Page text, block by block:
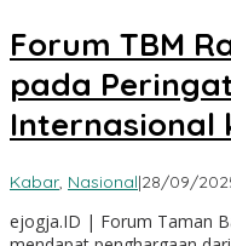
Forum TBM
pada
Internasional
Kabar, Nasional|28/09/
ejogja.ID | Forum Taman